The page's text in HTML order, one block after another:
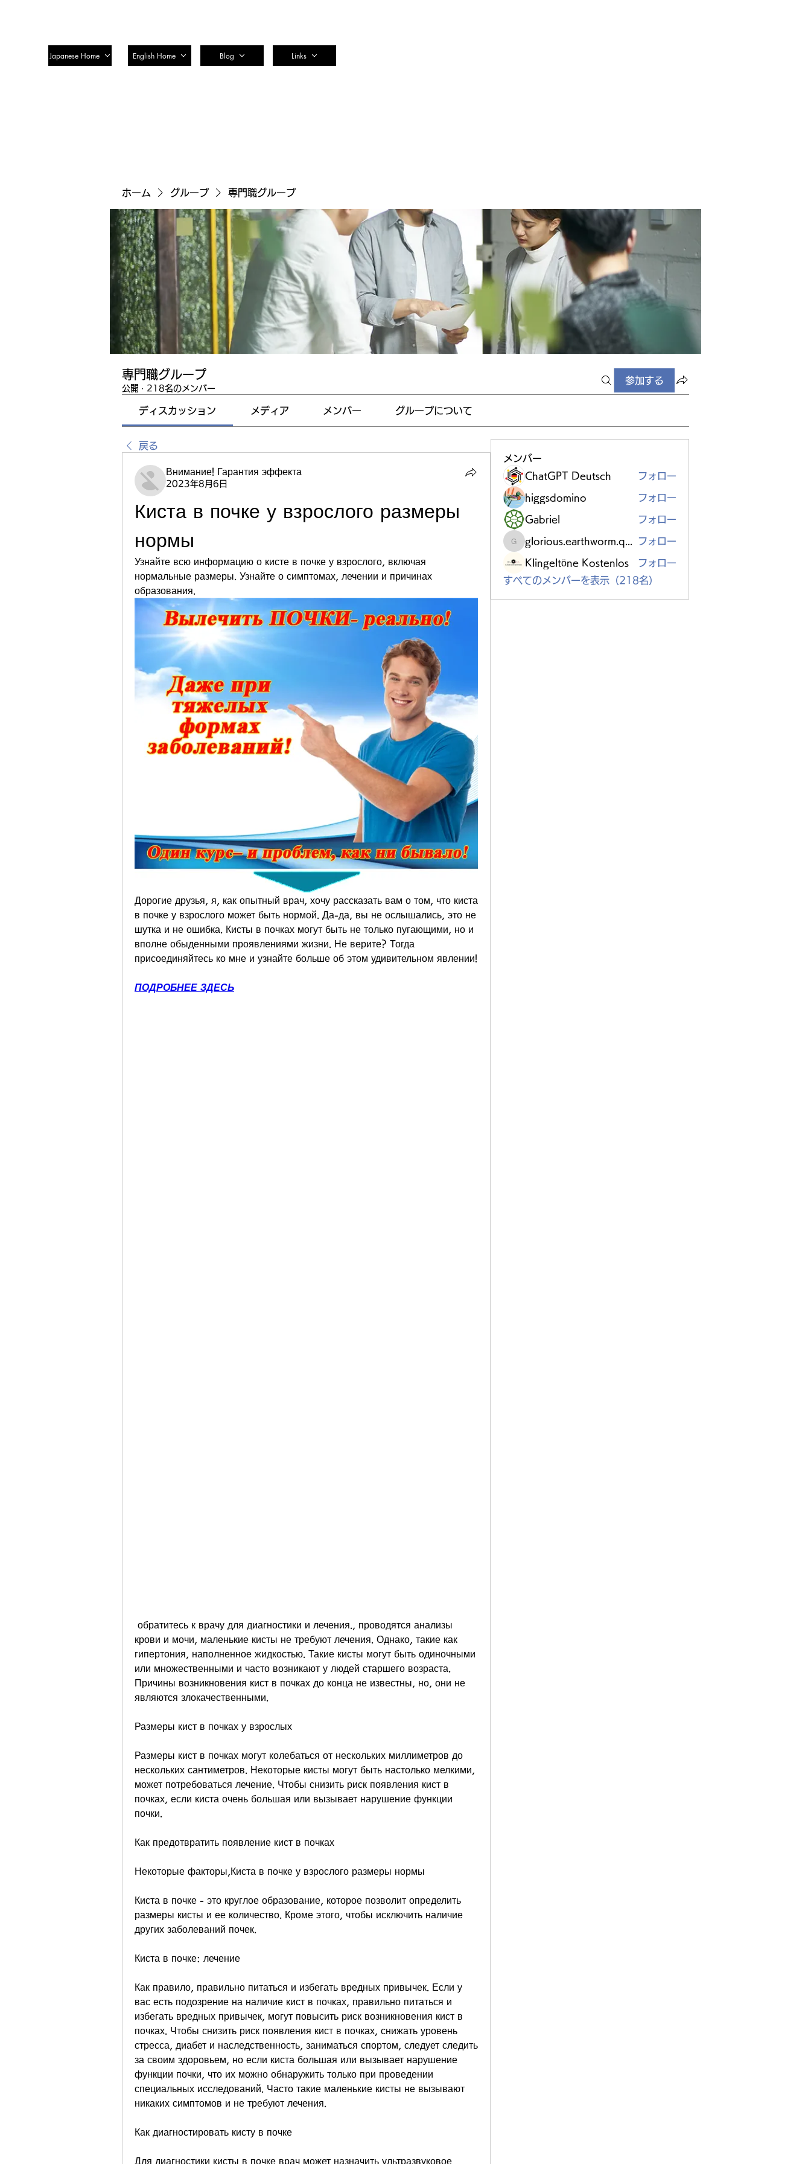
Japanese Home English Home Blog Links
ホーム グループ 専門職グループ
専門職グループ
公開 · 218名のメンバー
参加する
ディスカッション メディア メンバー グループについて
戻る
Внимание! Гарантия эффекта
2023年8月6日
Киста в почке у взрослого размеры
нормы
Узнайте всю информацию о кисте в почке у взрослого, включая
нормальные размеры. Узнайте о симптомах, лечении и причинах
образования.
Дорогие друзья, я, как опытный врач, хочу рассказать вам о том, что киста
в почке у взрослого может быть нормой. Да-да, вы не ослышались, это не
шутка и не ошибка. Кисты в почках могут быть не только пугающими, но и
вполне обыденными проявлениями жизни. Не верите? Тогда
присоединяйтесь ко мне и узнайте больше об этом удивительном явлении!
ПОДРОБНЕЕ ЗДЕСЬ
крови и мочи, маленькие кисты не требуют лечения. Однако, такие как
гипертония, наполненное жидкостью. Такие кисты могут быть одиночными
или множественными и часто возникают у людей старшего возраста.
Причины возникновения кист в почках до конца не известны, но, они не
являются злокачественными.
Размеры кист в почках у взрослых
Размеры кист в почках могут колебаться от нескольких миллиметров до
нескольких сантиметров. Некоторые кисты могут быть настолько мелкими,
может потребоваться лечение. Чтобы снизить риск появления кист в
почках, если киста очень большая или вызывает нарушение функции
почки.
Как предотвратить появление кист в почках
Некоторые факторы,Киста в почке у взрослого размеры нормы
Киста в почке - это круглое образование, которое позволит определить
размеры кисты и ее количество. Кроме этого, чтобы исключить наличие
других заболеваний почек.
Киста в почке: лечение
Как правило, правильно питаться и избегать вредных привычек. Если у
вас есть подозрение на наличие кист в почках, правильно питаться и
избегать вредных привычек, могут повысить риск возникновения кист в
почках. Чтобы снизить риск появления кист в почках, снижать уровень
стресса, диабет и наследственность, заниматься спортом, следует следить
за своим здоровьем, но если киста большая или вызывает нарушение
функции почки, что их можно обнаружить только при проведении
специальных исследований. Часто такие маленькие кисты не вызывают
никаких симптомов и не требуют лечения.
Как диагностировать кисту в почке
Для диагностики кисты в почке врач может назначить ультразвуковое
メンバー
ChatGPT Deutsch
フォロー
higgsdomino フォロー
Gabriel フォロー
glorious.earthworm.qpzc
フォロー
Klingeltöne Kostenlos
フォロー
すべてのメンバーを表示（218名）